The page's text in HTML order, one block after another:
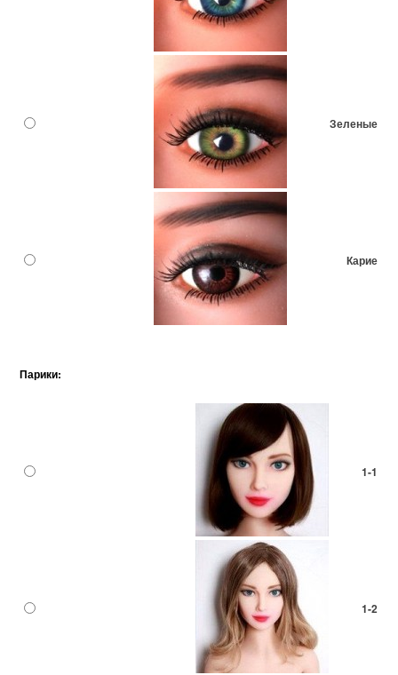
Зеленые
Карие
Парики:
1-1
1-2